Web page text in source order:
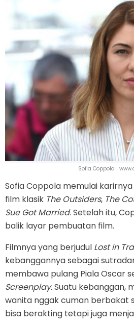
Sofia Coppola |
Sofia Coppola memulai
film klasik The Outsiders, The
Sue Got Married. Setelah itu,
balik layar pembuatan film.
Filmnya yang berjudul Lost in
kebanggannya sebagai
membawa pulang Piala Oscar
Screenplay.Suatu kebanggan,
wanita nggak cuman berbakat
bisa berakting tetapi juga